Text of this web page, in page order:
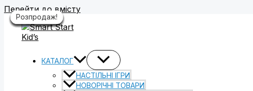
Перейти до вмісту
КАТАЛОГ
НАСТІЛЬНІ ІГРИ
НОВОРІЧНІ ТОВАРИ
Розпродаж!
Розпродаж!
Розпродаж!
Розпродаж!
Розпродаж!
Розпродаж!
Розпродаж!
Розпродаж!
Розпродаж!